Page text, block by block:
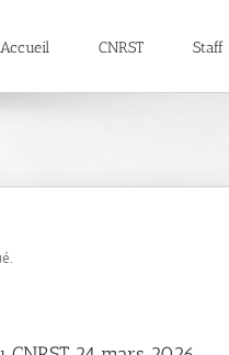
Accueil CNRST Staff